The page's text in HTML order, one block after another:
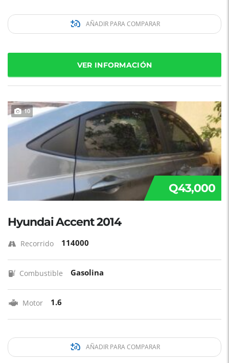
AÑADIR PARA COMPARAR
VER INFORMACIÓN
10
Q43,000
Hyundai Accent 2014
Recorrido 114000
Combustible Gasolina
Motor 1.6
AÑADIR PARA COMPARAR